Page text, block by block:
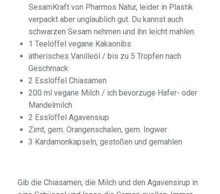
SesamKraft von Pharmos Natur, leider in Plastik
verpackt aber unglaublich gut. Du kannst auch
schwarzen Sesam nehmen und ihn leicht mahlen.
1 Teelöffel vegane Kakaonibs
ätherisches Vanilleöl / bis zu 5 Tropfen nach
Geschmack
2 Esslöffel Chiasamen
200 ml vegane Milch / ich bevorzuge Hafer- oder
Mandelmilch
2 Esslöffel Agavensiup
Zimt, gem. Orangenschalen, gem. Ingwer
3 Kardamonkapseln, gestoßen und gemahlen
Gib die Chiasamen, die Milch und den Agavensirup in